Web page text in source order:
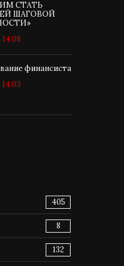
СТАТЬ
ШАГОВОЙ
14:08
финансиста
14:03
405
8
132